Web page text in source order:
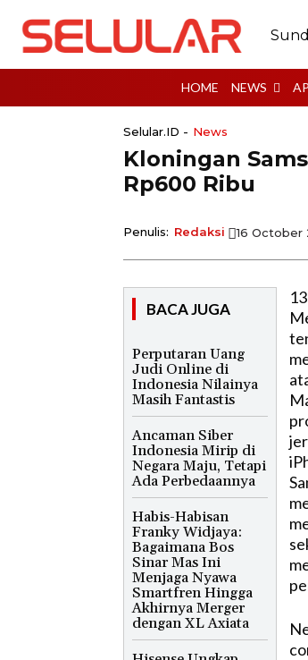
HOME NEWS
Selular.ID - News
Kloningan
Rp600 Ribu
Penulis: Redaksi 16 October
BACA JUGA
Perputaran Uang
Judi Online di
Indonesia Nilainya
Masih Fantastis
Ancaman Siber
Indonesia Mirip di
Negara Maju, Tetapi
Ada Perbedaannya
Habis-Habisan
Franky Widjaya:
Bagaimana Bos
Sinar Mas Ini
Menjaga Nyawa
Smartfren Hingga
Akhirnya Merger
dengan XL Axiata